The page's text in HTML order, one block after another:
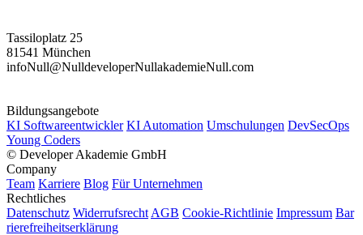
Tassiloplatz 25
81541 München
infoNull@NulldeveloperNullakademieNull.com
Bildungsangebote
KI Softwareentwickler KI Automation Umschulungen DevSecOps
Young Coders
© Developer Akademie GmbH
Company
Team Karriere Blog Für Unternehmen
Rechtliches
Datenschutz Widerrufsrecht AGB Cookie-Richtlinie Impressum Bar
rierefreiheitserklärung